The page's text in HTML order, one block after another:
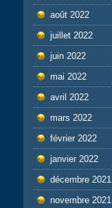
août 2022
juillet 2022
juin 2022
mai 2022
avril 2022
mars 2022
février 2022
janvier 2022
décembre 2021
novembre 2021